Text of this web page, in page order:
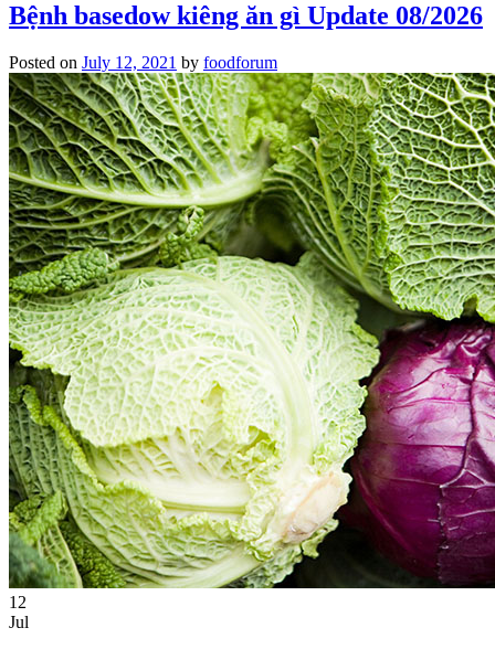
Bệnh basedow kiêng ăn gì Update 08/2026
Posted on July 12, 2021 by foodforum
12
Jul